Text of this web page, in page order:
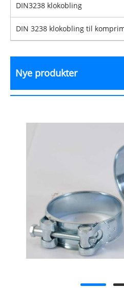
DIN3238 klokobling
DIN 3238 klokobling til
Nye produkter